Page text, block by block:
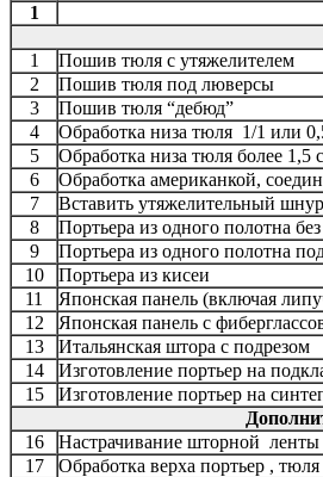
1
1
Пошив тюля с утяжелителем
2
Пошив тюля под люверсы
3
Пошив тюля “дебюд”
4
Обработка низа тюля 1/1 или
5
Обработка низа тюля более 1,5
6
Обработка американкой,
7
Вставить утяжелительный шнур
8
Портьера из одного полотна
9
Портьера из одного полотна
10
Портьера из кисеи
11
Японская панель (включая
12
Японская панель с
13
Итальянская штора с подрезом
14
Изготовление портьер на
15
Изготовление портьер на
16
Настрачивание шторной
17
Обработка верха портьер ,